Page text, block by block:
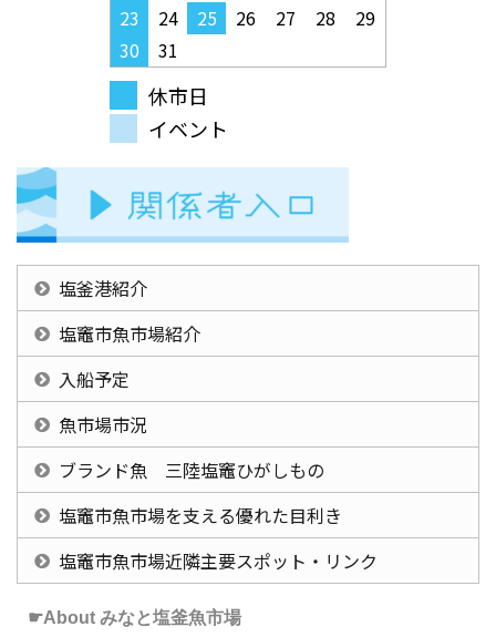
23
24 25 26 27 28
29
30
31
休市日
イベント
塩釜港紹介
塩竈市魚市場紹介
入船予定
魚市場市況
ブランド魚 三陸塩竈ひがしもの
塩竈市魚市場を支える優れた目利き
塩竈市魚市場近隣主要スポット・リンク
☛About みなと塩釜魚市場